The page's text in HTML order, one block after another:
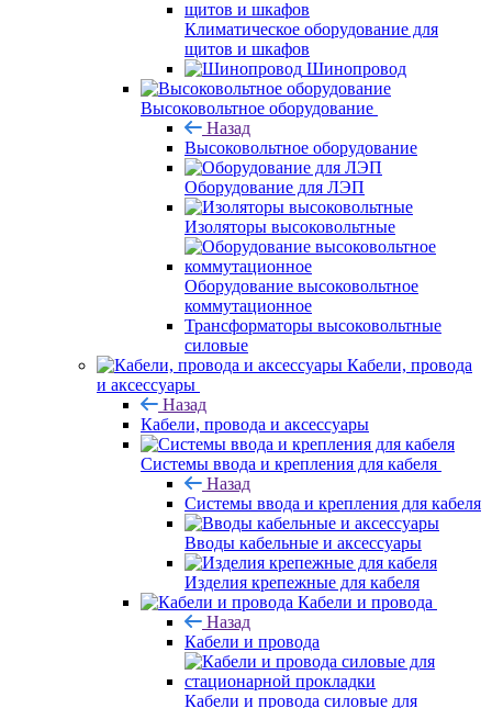
Климатическое оборудование для
щитов и шкафов
Шинопровод
Высоковольтное оборудование
Назад
Высоковольтное оборудование
Оборудование для ЛЭП
Изоляторы высоковольтные
Оборудование высоковольтное
коммутационное
Трансформаторы высоковольтные
силовые
Кабели, провода
и аксессуары
Назад
Кабели, провода и аксессуары
Системы ввода и крепления для кабеля
Назад
Системы ввода и крепления для кабеля
Вводы кабельные и аксессуары
Изделия крепежные для кабеля
Кабели и провода
Назад
Кабели и провода
Кабели и провода силовые для